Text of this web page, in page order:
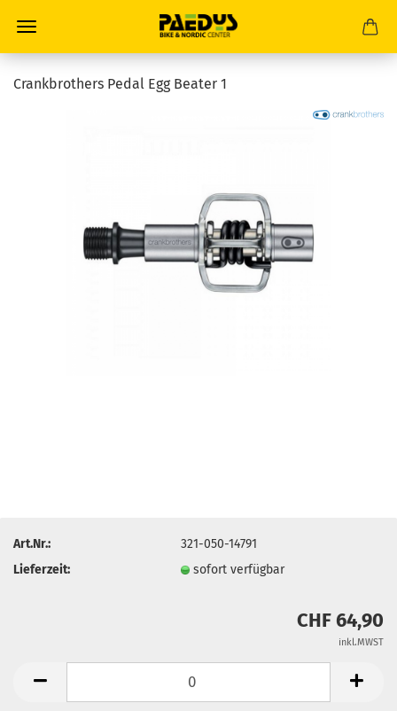
Crankbrothers Pedal Egg Beater 1
Art.Nr.:
321-050-14791
Lieferzeit:
sofort verfügbar
CHF 64,90
inkl.MWST